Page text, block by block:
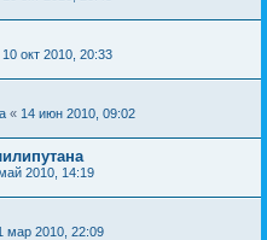
10 окт 2010, 20:33
« 14 июн 2010, 09:02
2010, 14:19
мар 2010, 22:09